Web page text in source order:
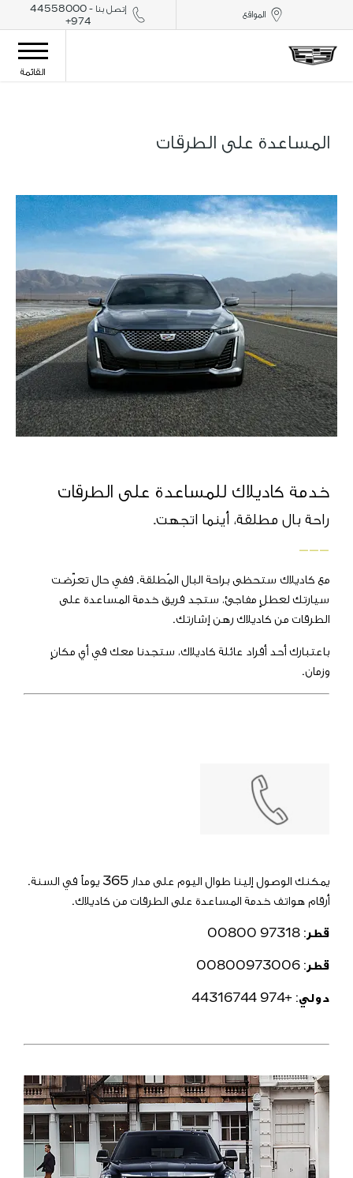
المواقع
إتصل بنا - 44558000
974+
القائمة
المساعدة على الطرقات
خدمة كاديلاك للمساعدة على الطرقات
راحة بال مطلقة، أينما اتجهت.
مع كاديلاك ستحظى براحة البال المُطلقة. ففي حال تعرّضت
سيارتك لعطلٍ مفاجئ، ستجد فريق خدمة المساعدة على
الطرقات من كاديلاك رهن إشارتك.
باعتبارك أحد أفراد عائلة كاديلاك، ستجدنا معك في أي مكانٍ
وزمان.
يمكنك الوصول إلينا طوال اليوم على مدار 365 يوماً في السنة.
أرقام هواتف خدمة المساعدة على الطرقات من كاديلاك.
قطر : 97318 00800
قطر : 00800973006
دولي: +974 44316744